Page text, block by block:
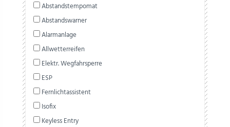
Abstandstempomat
Abstandswarner
Alarmanlage
Allwetterreifen
Elektr. Wegfahrsperre
ESP
Fernlichtassistent
Isofix
Keyless Entry